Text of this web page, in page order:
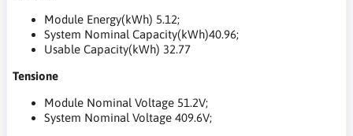
Module Energy(kWh) 5.12;
System Nominal Capacity(kWh)40.96;
Usable Capacity(kWh) 32.77
Tensione
Module Nominal Voltage 51.2V;
System Nominal Voltage 409.6V;